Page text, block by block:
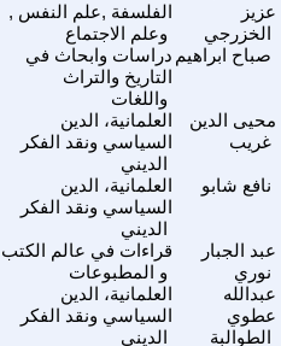
الفلسفة ,علم النفس ,
وعلم الاجتماع
عزيز
الخزرجي
دراسات وابحاث في
التاريخ والتراث
واللغات
صباح ابراهيم
العلمانية، الدين
السياسي ونقد الفكر
الديني
محيى الدين
غريب
العلمانية، الدين
السياسي ونقد الفكر
الديني
نافع شابو
قراءات في عالم الكتب
و المطبوعات
عبد الجبار
نوري
العلمانية، الدين
السياسي ونقد الفكر
الديني
عبدالله
عطوي
الطوالبة